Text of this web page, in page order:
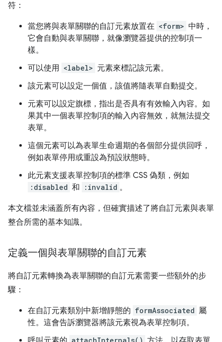
符：
當您將與表單關聯的自訂元素放置在 <form> 中時，
它會自動與表單關聯，就像瀏覽器提供的控制項一
樣。
可以使用 <label> 元素來標記該元素。
該元素可以設定一個值，該值將隨表單自動提交。
元素可以設定旗標，指出是否具有有效輸入內容。如
果其中一個表單控制項的輸入內容無效，就無法提交
表單。
這個元素可以為表單生命週期的各個部分提供回呼，
例如表單停用或重設為預設狀態時。
此元素支援表單控制項的標準 CSS 偽類，例如
:disabled 和 :invalid 。
本文檔並未涵蓋所有內容，但確實描述了將自訂元素與表單
整合所需的基本知識。
定義一個與表單關聯的自訂元素
將自訂元素轉換為表單關聯的自訂元素需要一些額外的步
驟：
在自訂元素類別中新增靜態的 formAssociated 屬
性。這會告訴瀏覽器將該元素視為表單控制項。